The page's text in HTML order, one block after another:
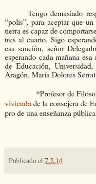
Tengo demasiado
“polis”, para aceptar que
tierra es capaz de
tres al cuarto. Sigo
esa sanción, señor
esperando cada mañana
de Educación,
Aragón, María Dolores
*Profesor de
vivienda de la consejera de
pro de una enseñanza
Publicado el 7.2.14